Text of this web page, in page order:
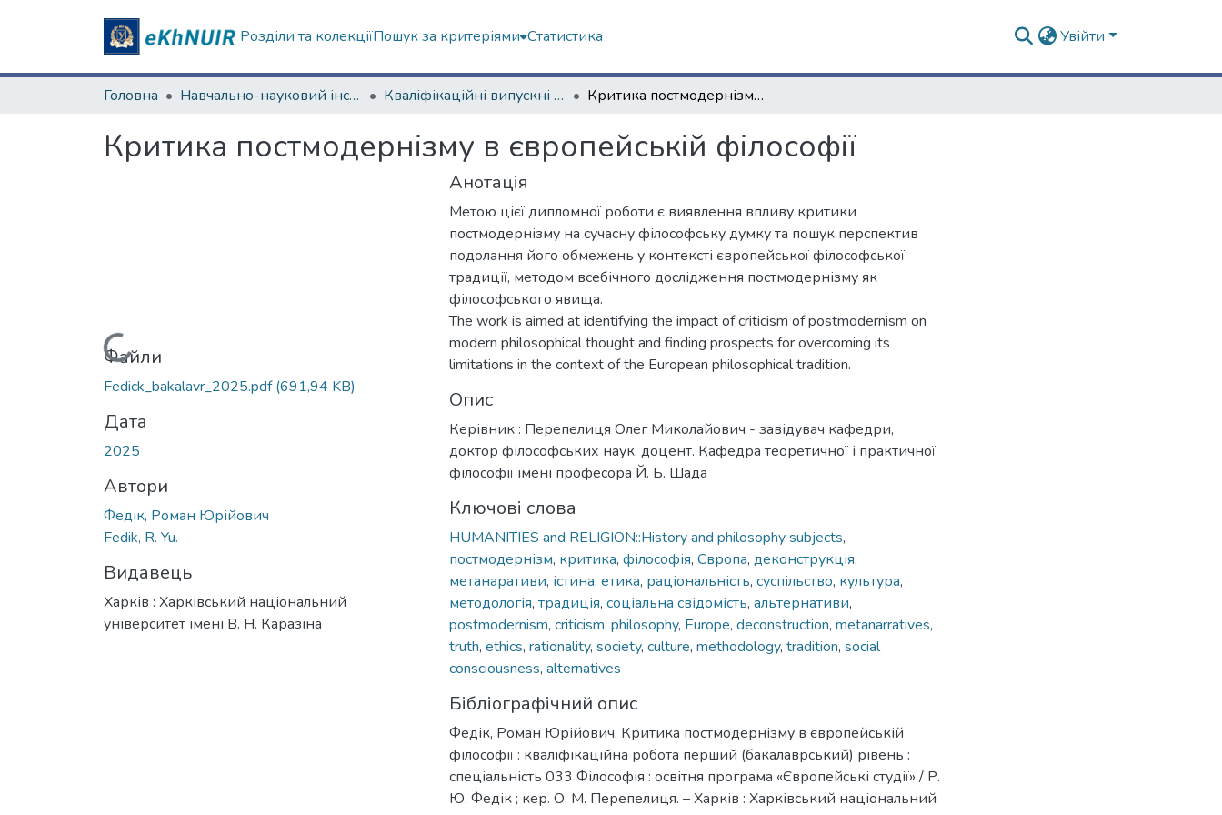
Розділи та колекціїПошук за критеріями Статистика Увійти
Головна Навчально-науковий інститут філософії, культурології, політології Кваліфікаційні випускні роботи бакалаврів. Навчально-науковий інститут філософії, культурології, політології Критика постмодернізму в європейській філософії
Критика постмодернізму в європейській філософії
Вантажиться...
Файли
Fedick_bakalavr_2025.pdf(691,94 KB)
Дата
2025
Автори
Федік, Роман Юрійович
Fedik, R. Yu.
Видавець
Харків : Харківський національний
університет імені В. Н. Каразіна
Анотація
Метою цієї дипломної роботи є виявлення впливу критики
постмодернізму на сучасну філософську думку та пошук перспектив
подолання його обмежень у контексті європейської філософської
традиції, методом всебічного дослідження постмодернізму як
філософського явища.
The work is aimed at identifying the impact of criticism of postmodernism on
modern philosophical thought and finding prospects for overcoming its
limitations in the context of the European philosophical tradition.
Опис
Керівник : Перепелиця Олег Миколайович - завідувач кафедри,
доктор філософських наук, доцент. Кафедра теоретичної і практичної
філософії імені професора Й. Б. Шада
Ключові слова
HUMANITIES and RELIGION::History and philosophy subjects,
постмодернізм, критика, філософія, Європа, деконструкція,
метанаративи, істина, етика, раціональність, суспільство, культура,
методологія, традиція, соціальна свідомість, альтернативи,
postmodernism, criticism, philosophy, Europe, deconstruction, metanarratives,
truth, ethics, rationality, society, culture, methodology, tradition, social
consciousness, alternatives
Бібліографічний опис
Федік, Роман Юрійович. Критика постмодернізму в європейській
філософії : кваліфікаційна робота перший (бакалаврський) рівень :
спеціальність 033 Філософія : освітня програма «Європейські студії» / Р.
Ю. Федік ; кер. О. М. Перепелиця. – Харків : Харківський національний